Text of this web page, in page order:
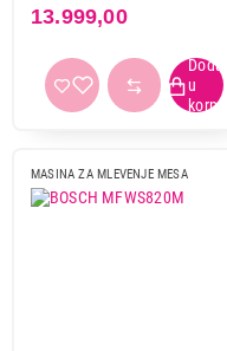
13.999,00
MASINA ZA MLEVENJE MESA